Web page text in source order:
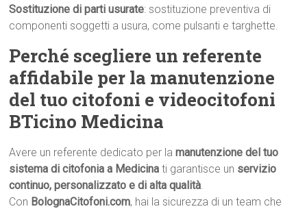
Sostituzione di parti usurate: sostituzione preventiva di
componenti soggetti a usura, come pulsanti e targhette.
Perché scegliere un referente
affidabile per la manutenzione
del tuo citofoni e videocitofoni
BTicino Medicina
Avere un referente dedicato per lamanutenzione del tuo
sistema di citofonia a Medicina ti garantisce un servizio
continuo, personalizzato e di alta qualità.
Con BolognaCitofoni.com, hai la sicurezza di un team che